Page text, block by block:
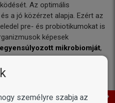
Az optimális
a jó közérzet alapja. Ezért az
pre- és probiotikumokat is
képesek
mikrobiomját,
nélkül is jólakott lesz.
személyre szabja az